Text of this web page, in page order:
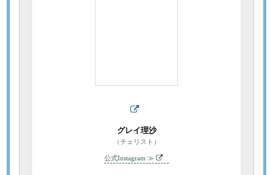
グレイ理沙
（チェリスト）
公式Instagram ≫